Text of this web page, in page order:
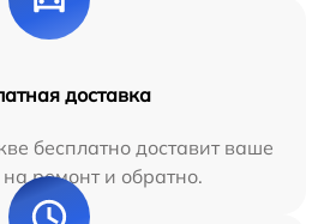
доставка
бесплатно доставит ваше
на ремонт и обратно.